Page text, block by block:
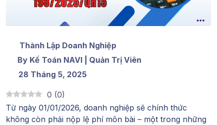
Thành Lập Doanh Nghiệp
By Kế Toán NAVI | Quản Trị Viên
28 Tháng 5, 2025
0 (0)
Từ ngày 01/01/2026, doanh nghiệp sẽ chính thức
không còn phải nộp lệ phí môn bài – một trong những